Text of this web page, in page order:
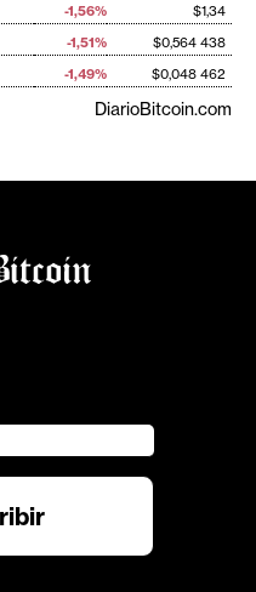
-1,56%
$1,34
-1,51%
$0,564 438
-1,49% $0,048 462
DiarioBitcoin.com